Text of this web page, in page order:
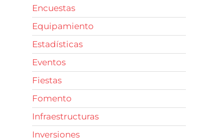
Encuestas
Equipamiento
Estadísticas
Eventos
Fiestas
Fomento
Infraestructuras
Inversiones